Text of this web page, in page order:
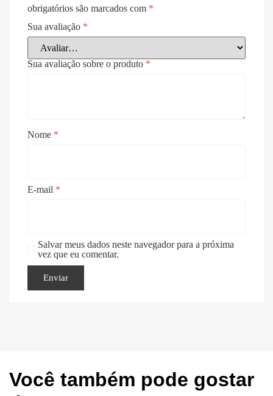
obrigatórios são marcados com *
Sua avaliação *
Sua avaliação sobre o produto *
Nome *
E-mail *
Salvar meus dados neste navegador para a próxima
vez que eu comentar.
Você também pode gostar